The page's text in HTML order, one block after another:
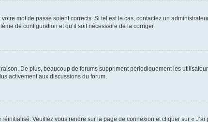
mot de passe soient corrects. Si tel est le cas, contactez un
de configuration et qu’il soit nécessaire de la corriger.
De plus, beaucoup de forums suppriment périodiquement les
activement aux discussions du forum.
Veuillez vous rendre sur la page de connexion et cliquer sur « J’ai